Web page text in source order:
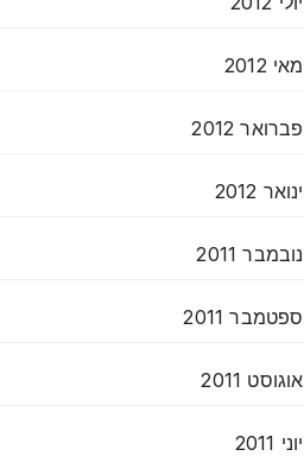
מאי 2012
פברואר 2012
ינואר 2012
נובמבר 2011
ספטמבר 2011
אוגוסט 2011
יוני 2011